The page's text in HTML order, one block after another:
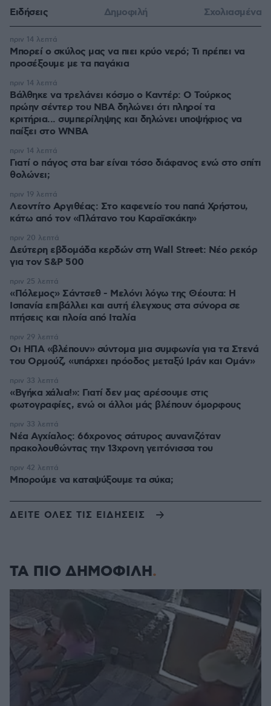
Ειδήσεις Δημοφιλή Σχολιασμένα
Μπορεί ο σκύλος μας να πιει κρύο νερό; Τι πρέπει να
προσέξουμε με τα παγάκια
πριν 14 λεπτά
Βάλθηκε να τρελάνει κόσμο ο Καντέρ: Ο Τούρκος
πρώην σέντερ του NBA δηλώνει ότι πληροί τα
κριτήρια... συμπερίληψης και δηλώνει υποψήφιος να
παίξει στο WNBA
πριν 14 λεπτά
Γιατί ο πάγος στα bar είναι τόσο διάφανος ενώ στο σπίτι
θολώνει;
πριν 14 λεπτά
Λεοντίτο Αργιθέας: Στο καφενείο του παπά Χρήστου,
κάτω από τον «Πλάτανο του Καραϊσκάκη»
πριν 19 λεπτά
Δεύτερη εβδομάδα κερδών στη Wall Street: Νέο ρεκόρ
για τον S&P 500
πριν 20 λεπτά
«Πόλεμος» Σάντσεθ - Μελόνι λόγω της Θέουτα: Η
Ισπανία επιβάλλει και αυτή έλεγχους στα σύνορα σε
πτήσεις και πλοία από Ιταλία
πριν 25 λεπτά
Οι ΗΠΑ «βλέπουν» σύντομα μια συμφωνία για τα Στενά
του Ορμούζ, «υπάρχει πρόοδος μεταξύ Ιράν και Ομάν»
πριν 29 λεπτά
«Βγήκα χάλια!»: Γιατί δεν μας αρέσουμε στις
φωτογραφίες, ενώ οι άλλοι μάς βλέπουν όμορφους
πριν 33 λεπτά
Νέα Αγχίαλος: 66χρονος σάτυρος αυνανιζόταν
πρακολουθώντας την 13χρονη γειτόνισσα του
πριν 33 λεπτά
Μπορούμε να καταψύξουμε τα σύκα;
πριν 42 λεπτά
ΔΕΙΤΕ ΟΛΕΣ ΤΙΣ ΕΙΔΗΣΕΙΣ
ΤΑ ΠΙΟ ΔΗΜΟΦΙΛΗ